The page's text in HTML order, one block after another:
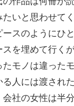
いと思わせてく
スのようにひ
を埋めて行く
モノは違った
人には渡され
社の女性は半